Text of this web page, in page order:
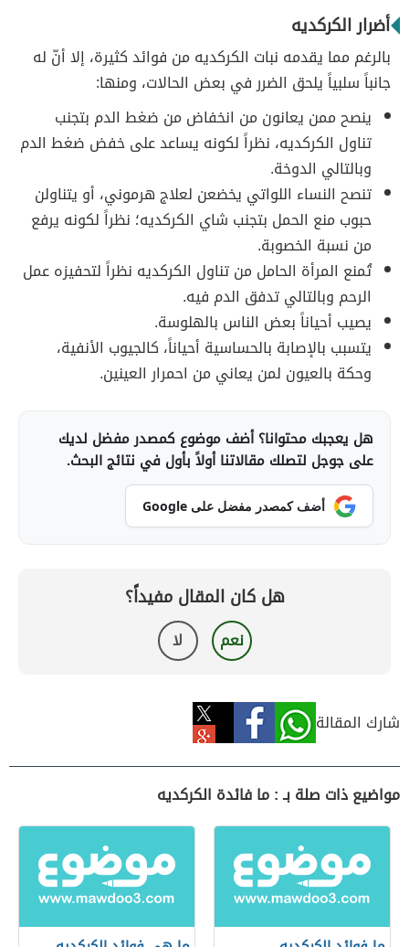
أضرار الكركديه
بالرغم مما يقدمه نبات الكركديه من فوائد كثيرة، إلا أنّ له
جانباً سلبياً يلحق الضرر في بعض الحالات، ومنها:
ينصح ممن يعانون من انخفاض من ضغط الدم بتجنب
تناول الكركديه، نظراً لكونه يساعد على خفض ضغط الدم
وبالتالي الدوخة.
تنصح النساء اللواتي يخضعن لعلاج هرموني، أو يتناولن
حبوب منع الحمل بتجنب شاي الكركديه؛ نظراً لكونه يرفع
من نسبة الخصوبة.
تُمنع المرأة الحامل من تناول الكركديه نظراً لتحفيزه عمل
الرحم وبالتالي تدفق الدم فيه.
يصيب أحياناً بعض الناس بالهلوسة.
يتسبب بالإصابة بالحساسية أحياناً، كالجيوب الأنفية،
وحكة بالعيون لمن يعاني من احمرار العينين.
هل يعجبك محتوانا؟ أضف موضوع كمصدر مفضل لديك
على جوجل لتصلك مقالاتنا أولاً بأول في نتائج البحث.
أضف كمصدر مفضل على Google
هل كان المقال مفيداً؟
نعم لا
شارك المقالة
مواضيع ذات صلة بـ : ما فائدة الكركديه